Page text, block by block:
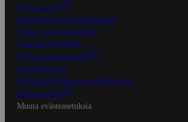
Oiva-raportit
Osuuskauppojen yhteystiedot
Tilaus- ja toimitusehdot
Tietosuojakäytäntö
Palvelun käyttöehdot
Saavutettavuus
Mobiilisovelluksen saavutettavuus
Mainostajalle
Muuta evästeasetuksia